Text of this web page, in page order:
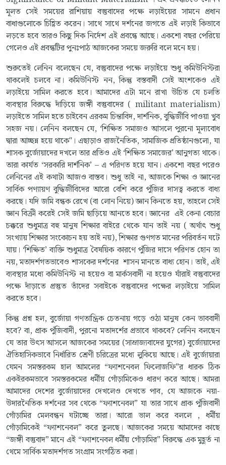
মূলত সেই সময়ের রাশিয়ায় বস্তুবাদের পক্ষে লড়াইয়ের সামনে প্রধান
বাধাগুলোকে চিহ্ণিত করেন। সাথে সাথে দর্শনের জগতে এই লড়াই কিভাবে
লড়তে হবে তারও কিছু দিক নির্দেশ এই প্রবন্ধে আছে। একশো বছর পেরিয়ে
গেলেও এই প্রবন্ধটির পুনঃপাঠ আজকের সময়ে জরুরি বলে মনে হয়।
শুরুতেই লেনিন বলেছেন যে, বস্তুবাদের পক্ষে লড়াইয়ে শুধু কমিউনিস্টরা
থাকলেই চলবে না। কমিউনিস্ট নন, কিন্তু বস্তবাদী সেই অংশকেও এই
লড়াইয়ে সামিল করতে হবে। আমাদের এটা মনে রাখা উচিত যে চলতি
ব্যবস্থার বিরুদ্ধে দাঁড়িয়ে জঙ্গী বস্তুবাদের ( militant materialism)
লড়াইতে সামিল হতে চাইবেন এরকম চিন্তাবিদ, দার্শনিক, বুদ্ধিজীবি পাওয়া খুব
সহজ নয়। লেনিন বলছেন যে, ‘শিক্ষিত সমাজও আসলে পুরনো মূল্যবোধ
দ্বারা আচ্ছন্ন হয়ে থাকে"। এছাড়াও রাজনৈতিক, সামাজিক প্রতিষ্ঠানগুলো, যা
শাসক বুর্জোয়াদের দখলে তার প্রতিও এই ‘শিক্ষিত সমাজের’ আনুগত্য থাকে।
তারা কার্যত ‘সরকারি দার্শনিক’ – এ পরিণত হয়ে যান। একশো বছর পরেও
লেনিনের এই কথাটা আজও বাস্তব। শুধু তাই না, আজকে শিক্ষা ও জ্ঞানের
সার্বিক পণ্যায়ণ বুদ্ধিজীবিদের আরো বেশি করে পুঁজির দাসত্ব করতে বাধ্য
করছে। যদি জমি বন্ধক রেখে (বা লোন নিয়ে) জ্ঞান কিনতে হয়, তাহলে সেই
জ্ঞান বিক্রী করেই সেই জমি ছাড়িয়ে আনতে হবে। জ্ঞানের এই কেনা বেচার
চক্করে শুধুমাত্র বহু মানুষ শিক্ষার বাইরে থেকে যান তাই নয় ( অর্থাৎ শুধু
সংখ্যায় শিক্ষার সংকোচন হয় তাই নয়), শিক্ষার গুণগত মানের পরিবর্তন ঘটে
যায়। ‘শিক্ষিত’ ব্যক্তি শুধুমাত্র বৈষয়িক কারণে পুঁজির দাসে পরিণত হোন তা
নয়, মতাদর্শগতভাবেও শাসকের দর্শনের শাসন মানতে বাধ্য হোন। তাই, এই
ব্যবস্থার মধ্যে কমিউনিস্ট না হয়েও বা মার্কসবাদী না হয়েও যাঁরাই বস্তুবাদের
পক্ষে দাঁড়াতে প্রস্তুত তাঁদের সবাইকে বস্তুবাদের পক্ষের লড়াইয়ে সামিল
করতে হবে।
কিন্তু প্রশ্ন হল, বুর্জোয়া গণতান্ত্রিক চেতনায় গড়ে ওঠা মানুষ কেন ভাববাদী
হবে? বা, প্রাক পুঁজিবাদী, পুরনো মতাদর্শের প্রভাবে থাকবে? লেনিন বলছেন
যে তার উৎস আসলে আজকের সময়ের (সাম্রাজ্যবাদের যুগের) বুর্জোয়াদের
ঐতিহাসিকভাবে নির্ধারিত শ্রেণী চরিত্রের মধ্যে লুকিয়ে আছে। এই বুর্জোয়ারা
যেমন সমস্তরকম হাল আমলের “ফ্যাশনেবল ফিলোজফি”র ধারক ঠিক
একইরকমভাবে সমস্তরকমের ধর্মীয় গোঁড়ামিকেও ধারণ করে আছে। আমরা
আমাদের দেশের বুর্জোয়াদের দেখলেও দেখতে পাব, যে আজকে নয়া-
উদারনৈতিক দর্শনের সব থেকে “ফ্যাশনেবল” যা তার সাথে প্রাক পুঁজিবাদী
গোঁড়ামির মেলবন্ধন ঘটাচ্ছে তারা। আরো ভাল করে বললে , ধর্মীয়
গোঁড়ামিকেই “ফ্যাশনেবল” করে তুলছে। আজকের সময়ে আমাদের কাছে
“জঙ্গী বস্তুবাদ” মানে এই “ফ্যাশনেবল ধর্মীয় গোঁড়ামির” বিরুদ্ধে এক মুহূর্ত না
থেমে সার্বিক মতাদর্শগত সংগ্রাম সংগঠিত করা।